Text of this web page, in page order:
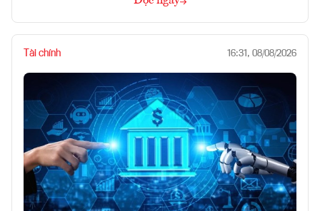
Tài chính 16:31, 08/08/2026